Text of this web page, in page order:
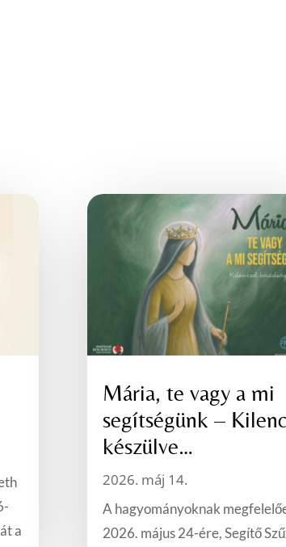
a
Mária, te vagy a mi
segítségünk –
készülve…
2026. máj 14.
A hagyományoknak
2026. május 24-ére, Segítő